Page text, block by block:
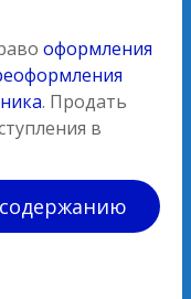
оформления
. Продать
в